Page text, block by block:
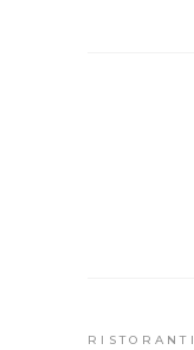
RISTORANTI